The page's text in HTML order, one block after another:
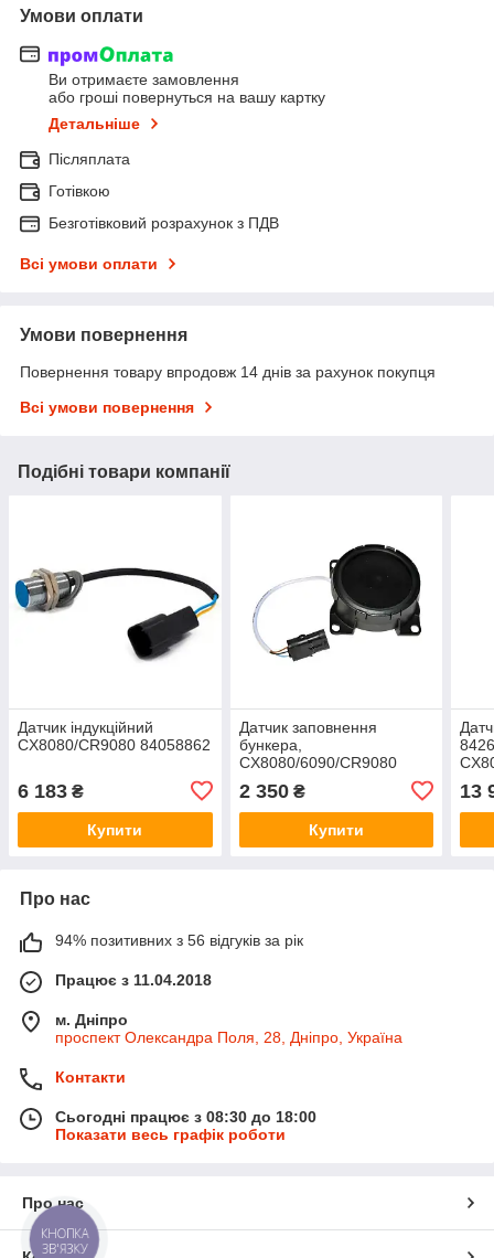
Умови оплати
Ви отримаєте замовлення
або гроші повернуться на вашу картку
Детальніше
Післяплата
Готівкою
Безготівковий розрахунок з ПДВ
Всі умови оплати
Умови повернення
Повернення товару впродовж 14 днів за рахунок покупця
Всі умови повернення
Подібні товари компанії
Датчик індукційний
CX8080/CR9080 84058862
6 183 ₴
Купити
Датчик заповнення
бункера,
CX8080/6090/CR9080
2 350₴
Купити
13
Про нас
94% позитивних з 56 відгуків за рік
Працює з 11.04.2018
м. Дніпро
проспект Олександра Поля, 28, Дніпро, Україна
Контакти
Сьогодні працює з 08:30 до 18:00
Показати весь графік роботи
Про нас
КНОПКА
ЗВ'ЯЗКУ